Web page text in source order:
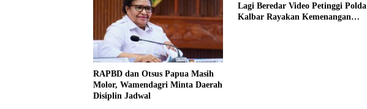
RAPBD dan Otsus Papua Masih
Molor, Wamendagri Minta Daerah
Disiplin Jadwal
Lagi Beredar Video Petinggi Polda
Kalbar Rayakan Kemenangan